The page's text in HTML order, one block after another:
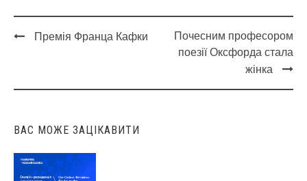
Премія Франца Кафки
Почесним професором
поезії Оксфорда стала
жінка
ВАС МОЖЕ ЗАЦІКАВИТИ